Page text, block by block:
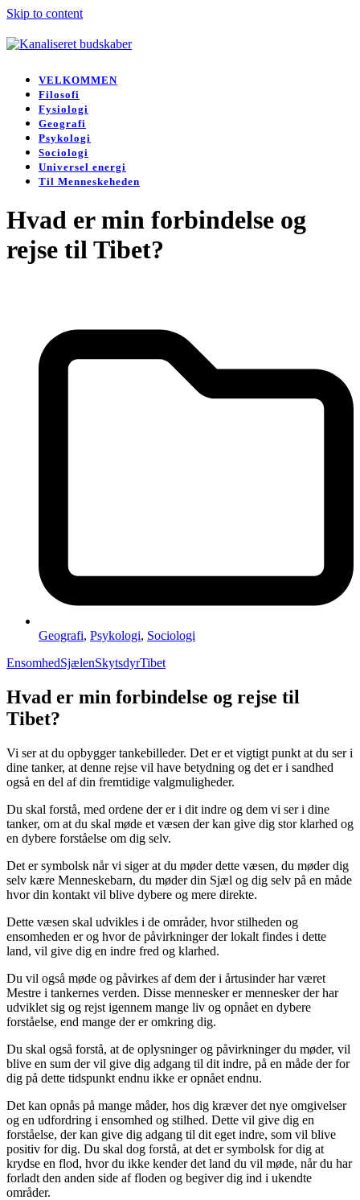
Skip to content
menu
menu
VELKOMMEN
Filosofi
Fysiologi
Geografi
Psykologi
Sociologi
Universel energi
Til Menneskeheden
Hvad er min forbindelse og
rejse til Tibet?
Geografi, Psykologi, Sociologi
EnsomhedSjælenSkytsdyrTibet
Hvad er min forbindelse og rejse til
Tibet?
Vi ser at du opbygger tankebilleder. Det er et vigtigt punkt at du ser i
dine tanker, at denne rejse vil have betydning og det er i sandhed
også en del af din fremtidige valgmuligheder.
Du skal forstå, med ordene der er i dit indre og dem vi ser i dine
tanker, om at du skal møde et væsen der kan give dig stor klarhed og
en dybere forståelse om dig selv.
Det er symbolsk når vi siger at du møder dette væsen, du møder dig
selv kære Menneskebarn, du møder din Sjæl og dig selv på en måde
hvor din kontakt vil blive dybere og mere direkte.
Dette væsen skal udvikles i de områder, hvor stilheden og
ensomheden er og hvor de påvirkninger der lokalt findes i dette
land, vil give dig en indre fred og klarhed.
Du vil også møde og påvirkes af dem der i årtusinder har været
Mestre i tankernes verden. Disse mennesker er mennesker der har
udviklet sig og rejst igennem mange liv og opnået en dybere
forståelse, end mange der er omkring dig.
Du skal også forstå, at de oplysninger og påvirkninger du møder, vil
blive en sum der vil give dig adgang til dit indre, på en måde der for
dig på dette tidspunkt endnu ikke er opnået endnu.
Det kan opnås på mange måder, hos dig kræver det nye omgivelser
og en udfordring i ensomhed og stilhed. Dette vil give dig en
forståelse, der kan give dig adgang til dit eget indre, som vil blive
positiv for dig. Du skal dog forstå, at det er symbolsk for dig at
krydse en flod, hvor du ikke kender det land du vil møde, når du har
forladt den anden side af floden og begiver dig ind i ukendte
områder.